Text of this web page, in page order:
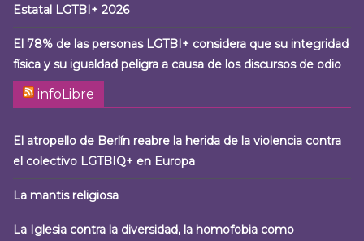
Estatal LGTBI+ 2026
El 78% de las personas LGTBI+ considera que su integridad
física y su igualdad peligra a causa de los discursos de odio
infoLibre
El atropello de Berlín reabre la herida de la violencia contra
el colectivo LGTBIQ+ en Europa
La mantis religiosa
La Iglesia contra la diversidad, la homofobia como